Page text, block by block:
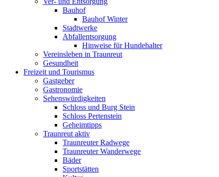
Bauhof
Bauhof Winter
Stadtwerke
Abfallentsorgung
Hinweise für Hundehalter
Vereinsleben in Traunreut
Gesundheit
Freizeit und Tourismus
Gastgeber
Gastronomie
Sehenswürdigkeiten
Schloss und Burg Stein
Schloss Pertenstein
Geheimtipps
Traunreut aktiv
Traunreuter Radwege
Traunreuter Wanderwege
Bäder
Sportstätten